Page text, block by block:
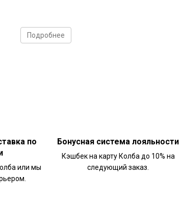
Подробнее
по
или мы
Бонусная система лояльности
Кэшбек на карту Колба до 10% на
следующий заказ.